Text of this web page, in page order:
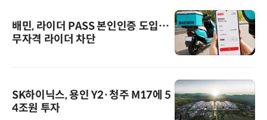
배민, 라이더 PASS 본인인증 도입…
무자격 라이더 차단
SK하이닉스, 용인 Y2·청주 M17에 5
4조원 투자